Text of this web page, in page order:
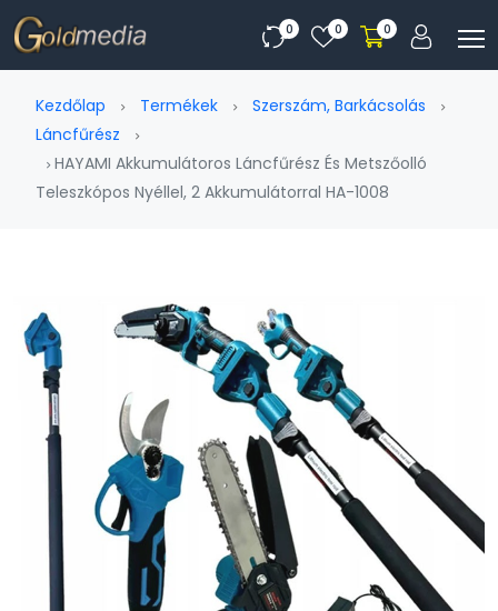
0 0 0
Kezdőlap Termékek
Szerszám, Barkácsolás
Láncfűrész
HAYAMI Akkumulátoros Láncfűrész És Metszőolló
Teleszkópos Nyéllel, 2 Akkumulátorral HA-1008